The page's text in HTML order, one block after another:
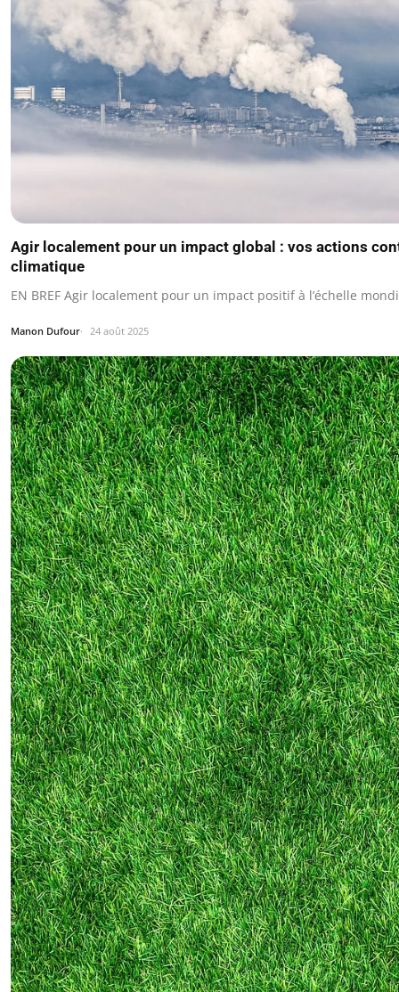
Agir localement pour un impact global : vos actions
climatique
EN BREF Agir localement pour un impact positif à l’échelle
Manon Dufour 24 août 2025